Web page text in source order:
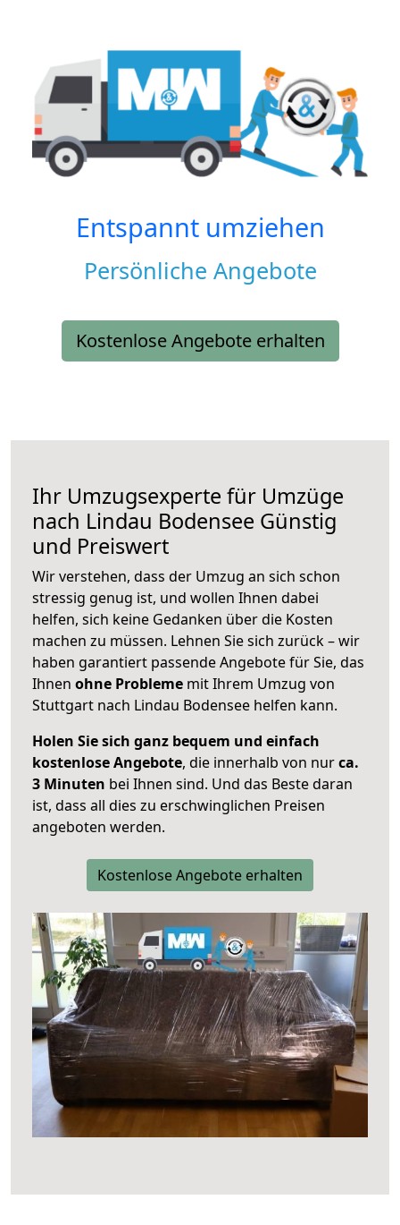
Entspannt umziehen
Persönliche Angebote
Kostenlose Angebote erhalten
Ihr Umzugsexperte für Umzüge
nach Lindau Bodensee Günstig
und Preiswert
Wir verstehen, dass der Umzug an sich schon
stressig genug ist, und wollen Ihnen dabei
helfen, sich keine Gedanken über die Kosten
machen zu müssen. Lehnen Sie sich zurück – wir
haben garantiert passende Angebote für Sie, das
Ihnen ohne Probleme mit Ihrem Umzug von
Stuttgart nach Lindau Bodensee helfen kann.
Holen Sie sich ganz bequem und einfach
kostenlose Angebote, die innerhalb von nurca.
3 Minuten bei Ihnen sind. Und das Beste daran
ist, dass all dies zu erschwinglichen Preisen
angeboten werden.
Kostenlose Angebote erhalten